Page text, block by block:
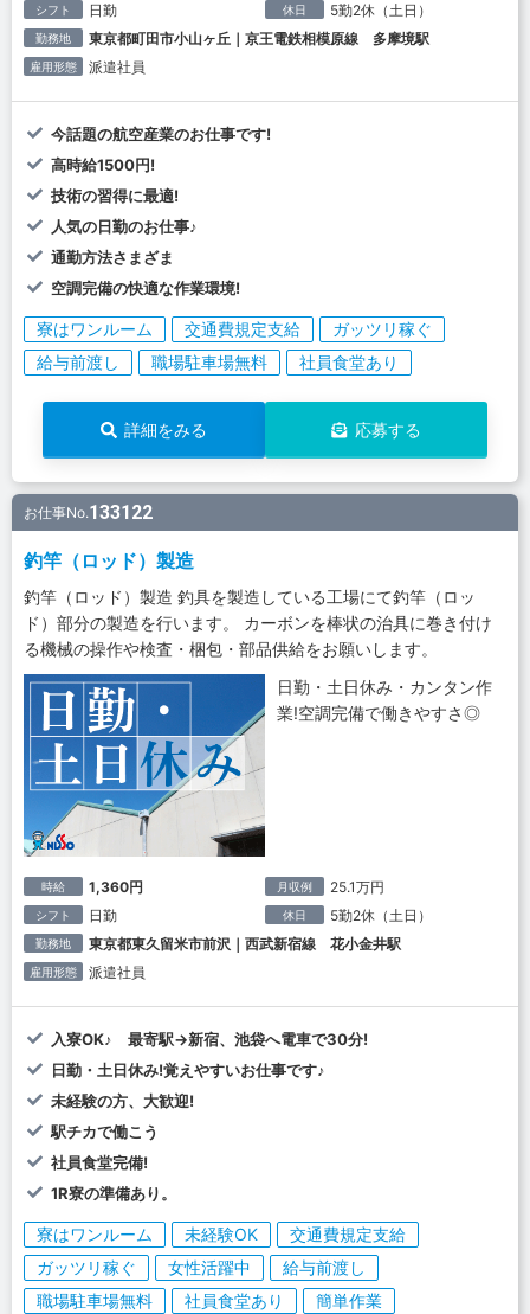
シフト 日勤 休日 5勤2休（土日）
勤務地 東京都町田市小山ヶ丘｜京王電鉄相模原線 多摩境駅
雇用形態 派遣社員
今話題の航空産業のお仕事です!
高時給1500円!
技術の習得に最適!
人気の日勤のお仕事♪
通勤方法さまざま
空調完備の快適な作業環境!
寮はワンルーム 交通費規定支給
ガッツリ稼ぐ
給与前渡し
職場駐車場無料 社員食堂あり
詳細をみる 応募する
お仕事No.133122
釣竿（ロッド）製造
釣竿（ロッド）製造 釣具を製造している工場にて釣竿（ロッ
ド）部分の製造を行います。 カーボンを棒状の治具に巻き付け
る機械の操作や検査・梱包・部品供給をお願いします。
日勤・土日休み・カンタン作
業!空調完備で働きやすさ◎
時給 1,360円 月収例 25.1万円
シフト 日勤 休日 5勤2休（土日）
勤務地 東京都東久留米市前沢｜西武新宿線 花小金井駅
雇用形態 派遣社員
入寮OK♪ 最寄駅→新宿、池袋へ電車で30分!
日勤・土日休み!覚えやすいお仕事です♪
未経験の方、大歓迎!
駅チカで働こう
社員食堂完備!
1R寮の準備あり。
寮はワンルーム 未経験OK
交通費規定支給
ガッツリ稼ぐ
女性活躍中
給与前渡し
職場駐車場無料
社員食堂あり 簡単作業